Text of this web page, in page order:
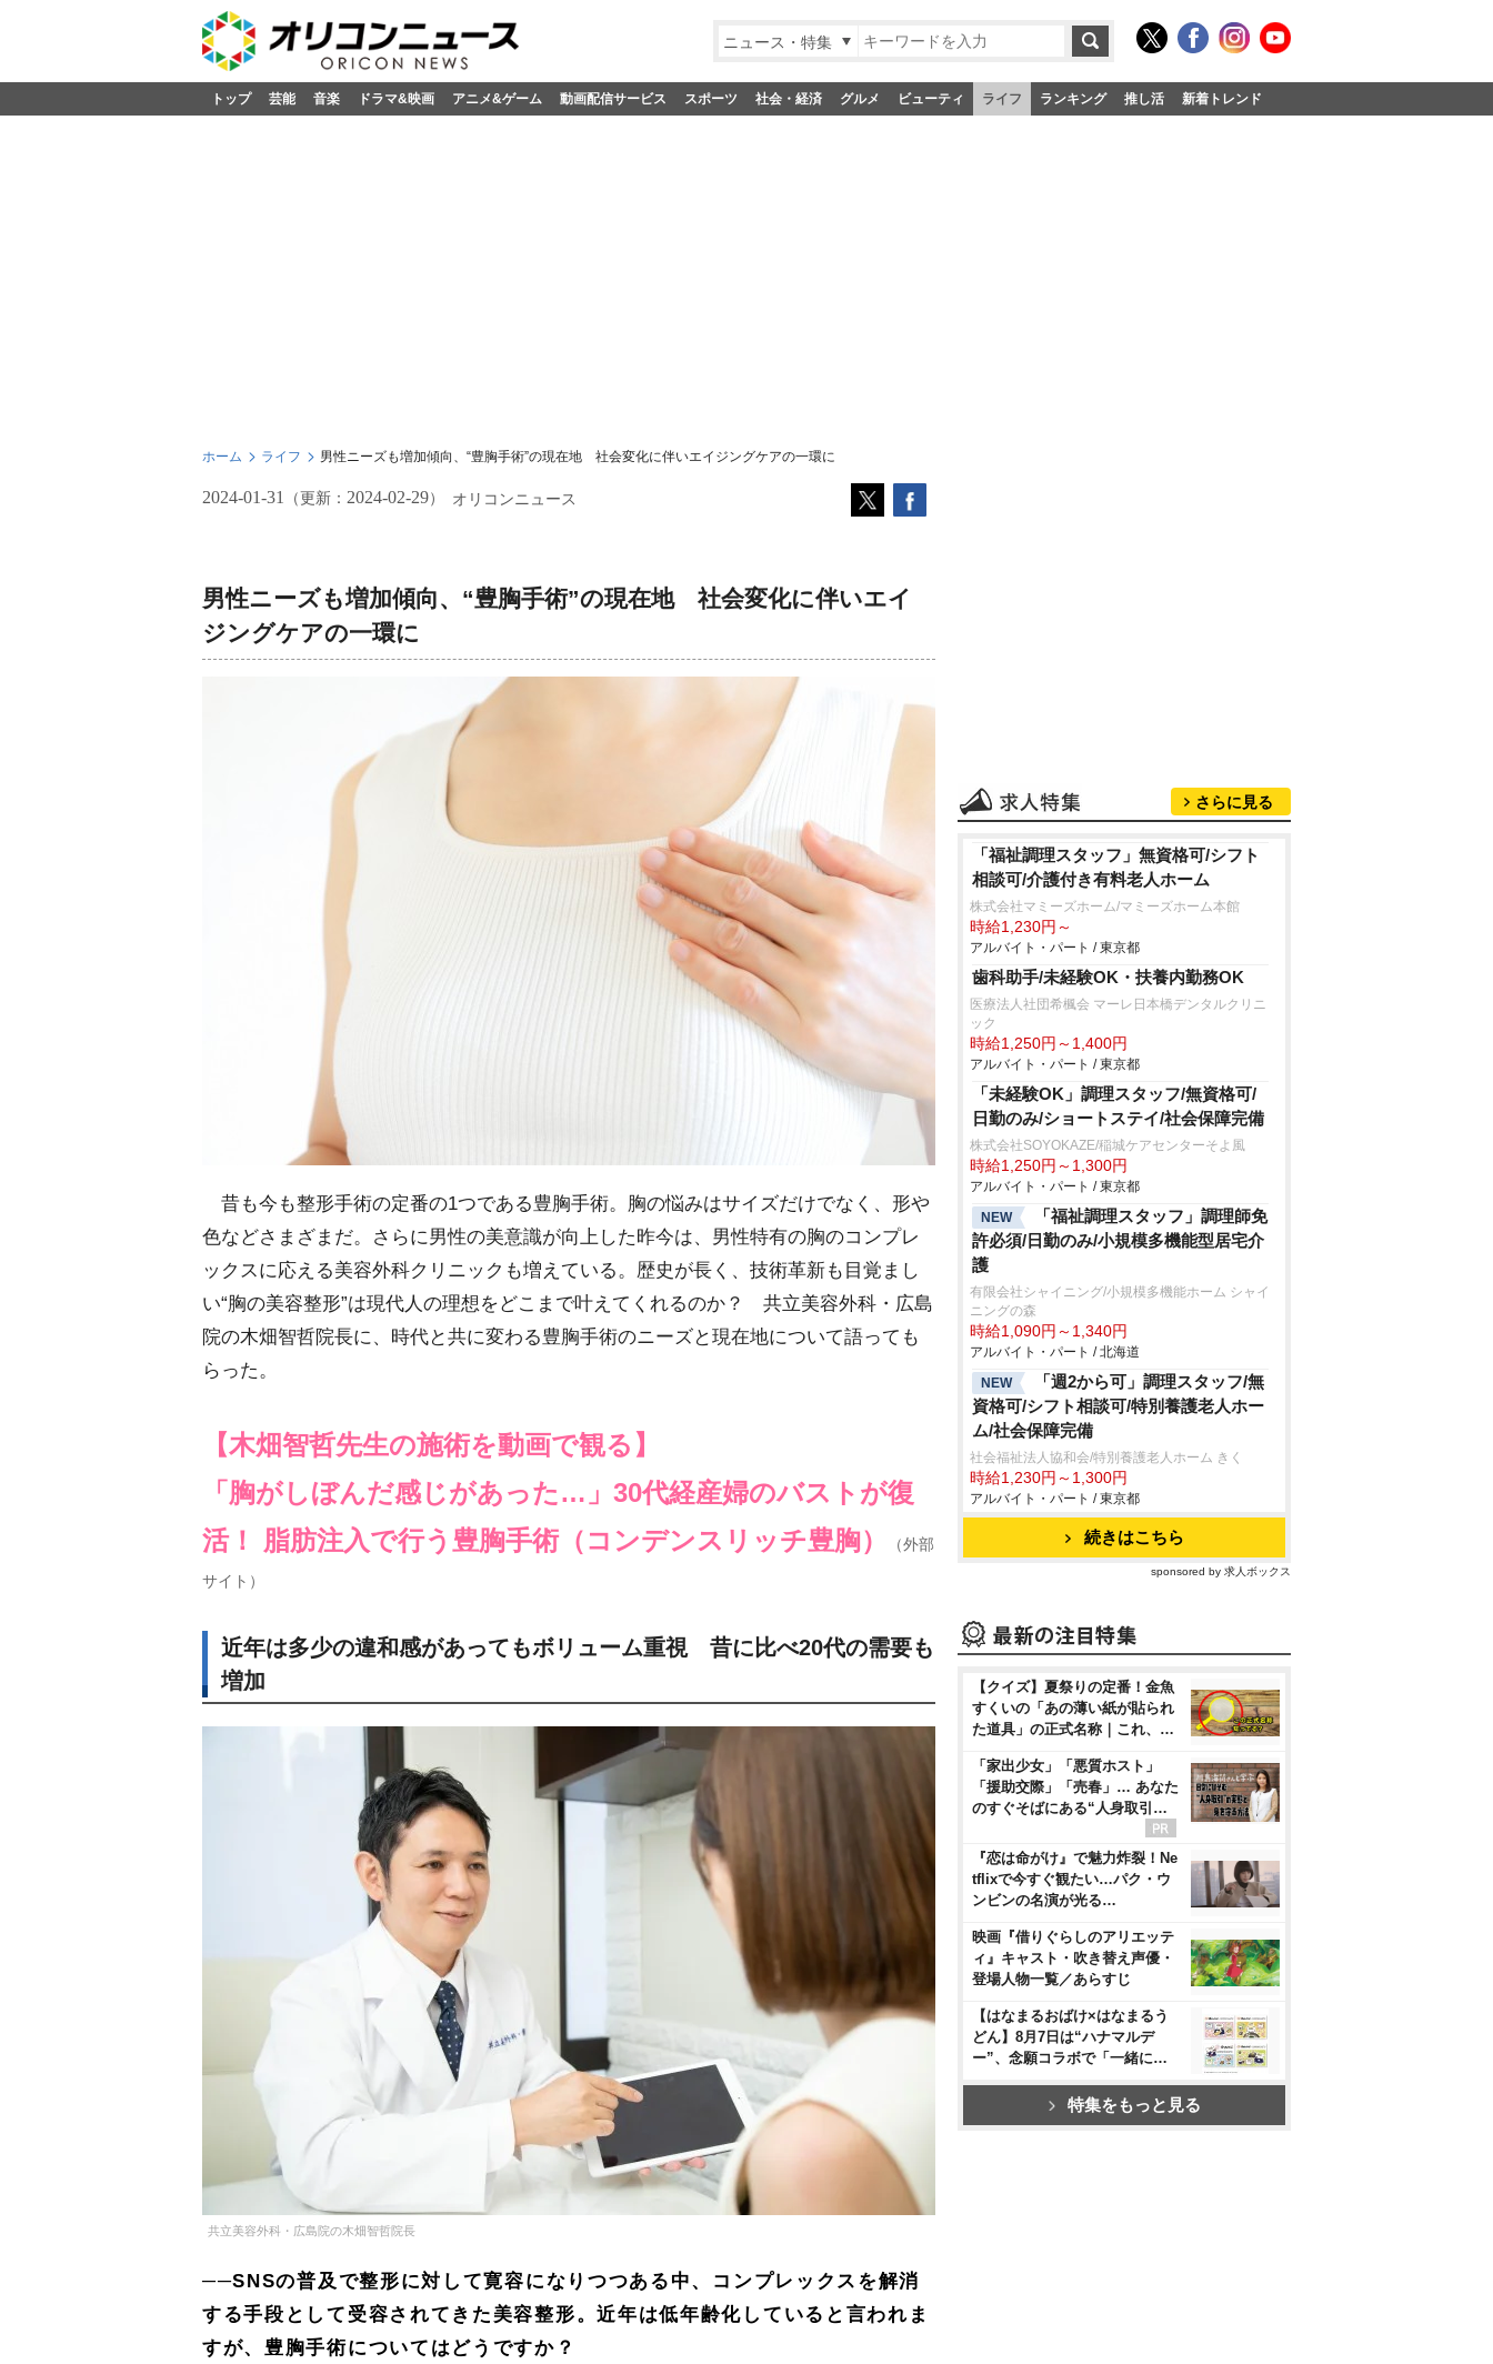
ニュース・特集
トップ 芸能 音楽 ドラマ&映画 アニメ&ゲーム 動画配信サービス スポーツ 社会・経済 グルメ ビューティ ライフ ランキング 推し活 新着トレンド
ホーム ライフ 男性ニーズも増加傾向、“豊胸手術”の現在地 社会変化に伴いエイジングケアの一環に
2024-01-31 （更新： 2024-02-29） オリコンニュース
男性ニーズも増加傾向、“豊胸手術”の現在地 社会変化に伴いエイ
ジングケアの一環に
昔も今も整形手術の定番の1つである豊胸手術。胸の悩みはサイズだけでなく、形
色などさまざまだ。さらに男性の美意識が向上した昨今は、男性特有の胸のコンプレ
ックスに応える美容外科クリニックも増えている。歴史が長く、技術革新も目覚まし
い“胸の美容整形”は現代人の理想をどこまで叶えてくれるのか？ 共立美容外科・広島
院の木畑智哲院長に、時代と共に変わる豊胸手術のニーズと現在地について語っても
らった。
【木畑智哲先生の施術を動画で観る】
「胸がしぼんだ感じがあった…」30代経産婦のバストが復
活！ 脂肪注入で行う豊胸手術（コンデンスリッチ豊胸）
（外部
サイト）
近年は多少の違和感があってもボリューム重視 昔に比べ20代の需要も
増加
共立美容外科・広島院の木畑智哲院長
──SNSの普及で整形に対して寛容になりつつある中、コンプレックスを解消
する手段として受容されてきた美容整形。近年は低年齢化していると言われま
すが、豊胸手術についてはどうですか？
さらに見る
「福祉調理スタッフ」無資格可/シフト
相談可/介護付き有料老人ホーム
株式会社マミーズホーム/マミーズホーム本館
時給1,230円～
アルバイト・パート / 東京都
歯科助手/未経験OK・扶養内勤務OK
医療法人社団希楓会 マーレ日本橋デンタルクリニ
ック
時給1,250円～1,400円
アルバイト・パート / 東京都
「未経験OK」調理スタッフ/無資格可/
日勤のみ/ショートステイ/社会保障完備
株式会社SOYOKAZE/稲城ケアセンターそよ風
時給1,250円～1,300円
アルバイト・パート / 東京都
NEW
「福祉調理スタッフ」調理師免
許必須/日勤のみ/小規模多機能型居宅介
護
有限会社シャイニング/小規模多機能ホーム シャイ
ニングの森
時給1,090円～1,340円
アルバイト・パート / 北海道
NEW
「週2から可」調理スタッフ/無
資格可/シフト相談可/特別養護老人ホー
ム/社会保障完備
社会福祉法人協和会/特別養護老人ホーム きく
時給1,230円～1,300円
アルバイト・パート / 東京都
続きはこちら
sponsored by 求人ボックス
【クイズ】夏祭りの定番！金魚
すくいの「あの薄い紙が貼られ
た道具」の正式名称｜これ、…
「家出少女」「悪質ホスト」
「援助交際」「売春」… あなた
のすぐそばにある“人身取引…
『恋は命がけ』で魅力炸裂！Ne
tflixで今すぐ観たい…パク・ウ
ンビンの名演が光る…
映画『借りぐらしのアリエッテ
ィ』キャスト・吹き替え声優・
登場人物一覧／あらすじ
【はなまるおばけ×はなまるう
どん】8月7日は“ハナマルデ
ー”、念願コラボで「一緒に…
特集をもっと見る